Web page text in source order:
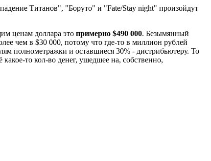
Титанов", "Боруто" и "Fate/Stay night" произойдут
ценам доллара это примерно $490 000. Безымянный
чем в $30 000, потому что где-то в миллион рублей
полнометражки и оставшиеся 30% - дистрибьютеру. То
то кол-во денег, ушедшее на, собственно,